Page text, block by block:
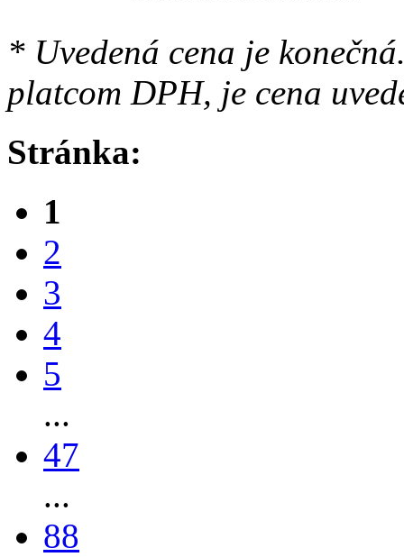
* Uvedená cena je
platcom DPH, je cena
Stránka:
1
2
3
4
5
...
47
...
88